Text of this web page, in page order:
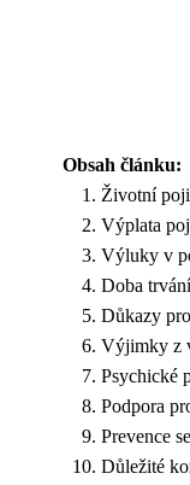
Obsah článku:
Životní
Výplata
Výluky v
Doba
Důkazy
Výjimky z
Psychické
Podpora
Prevence
Důležité